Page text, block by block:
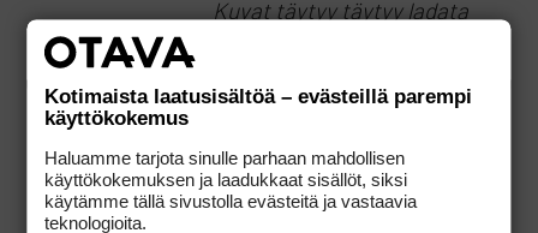
Kuvat täytyy täytyy ladata
sulta ei löydy sopivaa
vanhankauhukabinetin
rinnalle.
Kotimaista laatusisältöä – evästeillä parempi
käyttökokemus
Haluamme tarjota sinulle parhaan mahdollisen
käyttökokemuksen ja laadukkaat sisällöt, siksi
käytämme tällä sivustolla evästeitä ja vastaavia
teknologioita.